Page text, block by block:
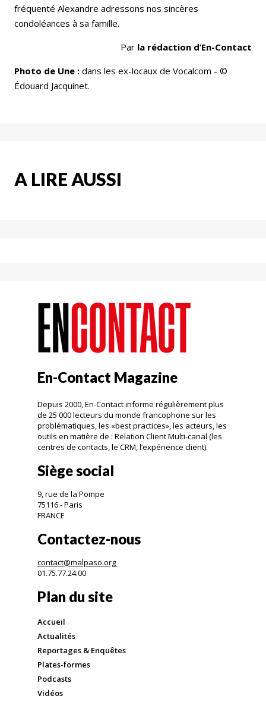
fréquenté Alexandre adressons nos sincères
condoléances à sa famille.
Par la rédaction d’En-Contact
Photo de Une : dans les ex-locaux de Vocalcom - ©
Édouard Jacquinet.
A LIRE AUSSI
En-Contact Magazine
Depuis 2000, En-Contact informe régulièrement plus
de 25 000 lecteurs du monde francophone sur les
problématiques, les «best practices», les acteurs, les
outils en matière de : Relation Client Multi-canal (les
centres de contacts, le CRM, l’expérience client).
Siège social
9, rue de la Pompe
75116 - Paris
FRANCE
Contactez-nous
contact@malpaso.org
01.75.77.24.00
Plan du site
Accueil
Actualités
Reportages & Enquêtes
Plates-formes
Podcasts
Vidéos